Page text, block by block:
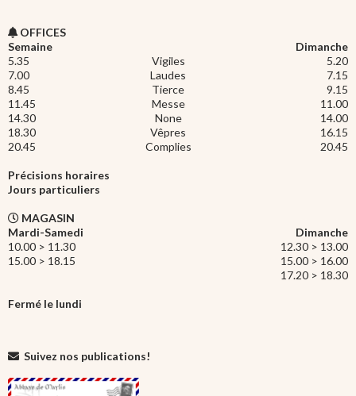
OFFICES
Semaine
Dimanche
5.35
Vigiles
5.20
7.00
Laudes
7.15
8.45
Tierce
9.15
11.45
Messe
11.00
14.30
None
14.00
18.30
Vêpres
16.15
20.45
Complies 20.45
Précisions horaires
Jours particuliers
MAGASIN
Mardi-Samedi
Dimanche
10.00 > 11.30
12.30 > 13.00
15.00 > 18.15
15.00 > 16.00
17.20 > 18.30
Fermé le lundi
Suivez nos publications!